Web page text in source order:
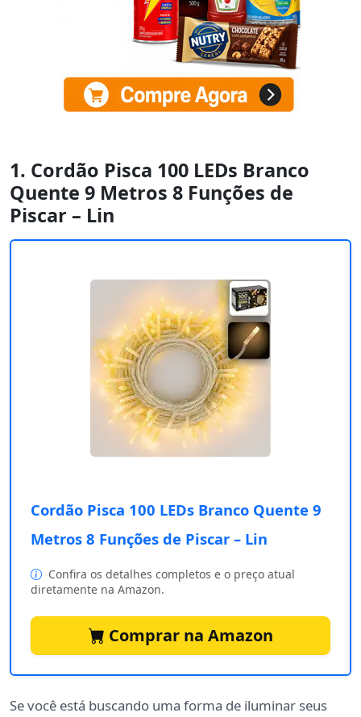
1. Cordão Pisca 100 LEDs Branco
Quente 9 Metros 8 Funções de
Piscar – Lin
Cordão Pisca 100 LEDs Branco Quente 9
Metros 8 Funções de Piscar – Lin
Confira os detalhes completos e o preço atual
diretamente na Amazon.
Comprar na Amazon
Se você está buscando uma forma de iluminar seus